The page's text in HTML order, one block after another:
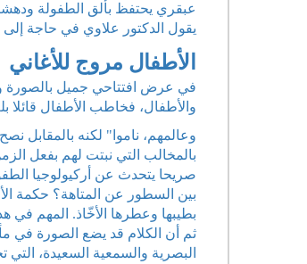
عبقري يحتفظ بألق الطفولة
يقول الدكتور علاوي في حاجة إلى
الأطفال مروج للأغاني
في عرض افتتاحي جميل بالصورة
والأطفال، فخاطب الأطفال قائلا
وعالمهم، ناموا" لكنه بالمقابل
بالمخالب التي نبتت لهم بفعل
صريحا يتحدث عن أركيولوجيا
بين السطور عن المتاهة؟ حكمة
بطيبها وعطرها الأخّاذ. المهم في
ثم أن الكلام قد يضع الصورة في
البصرية والسمعية السعيدة،